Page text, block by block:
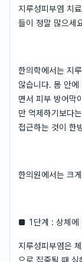
지루성피부염 치
들이 정말 많으세
한의학에서는 지
않습니다. 몸 안
면서 피부 방어막
만 억제하기보다
접근하는 것이 한
한의원에서는 크
■ 1단계 : 상체에
지루성피부염은
으로 집중될 때